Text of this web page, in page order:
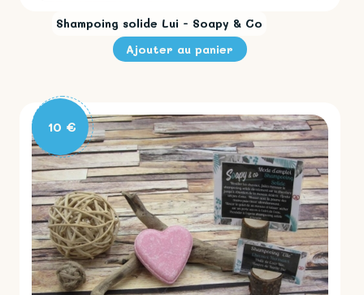
Shampoing solide Lui - Soapy & Co
10 €